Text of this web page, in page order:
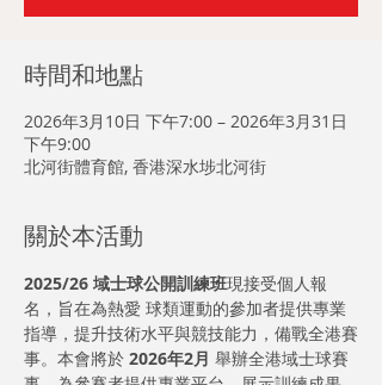
時間和地點
2026年3月10日 下午7:00 – 2026年3月31日
下午9:00
北河街體育館, 香港深水埗北河街
關於本活動
2025/26 域士球公開訓練班現接受個人報
名，旨在為熱愛 球類運動的參加者提供專業
指導，提升技術水平與競技能力，備戰全港賽
事。本會將於 2026年2月 舉辦全港域士球賽